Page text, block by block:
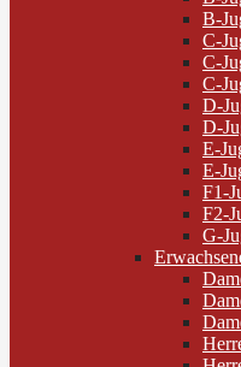
B-
C-
C-
C-
D-
D-
E-
E-
F1-
F2-
G-